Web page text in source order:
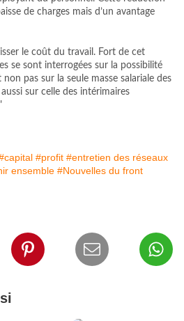
de charges mais d’un avantage
le coût du travail. Fort de cet
se sont interrogées sur la possibilité
pas sur la seule masse salariale des
sur celle des intérimaires
#profit #entretien des réseaux
ensemble #Nouvelles du front